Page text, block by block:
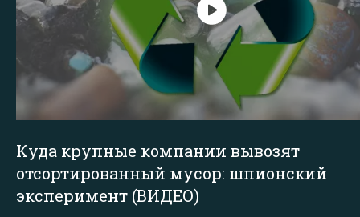
Куда крупные компании вывозят
отсортированный мусор: шпионский
эксперимент (ВИДЕО)